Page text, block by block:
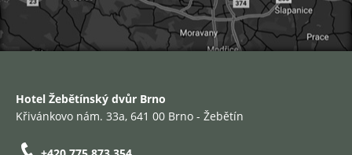
Hotel Žebětínský dvůr Brno
Křivánkovo nám. 33a, 641 00 Brno - Žebětín